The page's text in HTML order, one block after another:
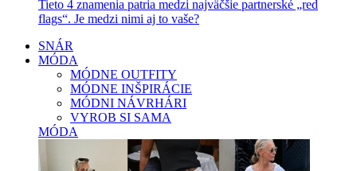
Tieto 4 znamenia patria medzi najväčšie partnerské „red
flags“. Je medzi nimi aj to vaše?
SNÁR
MÓDA
MÓDNE OUTFITY
MÓDNE INŠPIRÁCIE
MÓDNI NÁVRHÁRI
VYROB SI SAMA
MÓDA